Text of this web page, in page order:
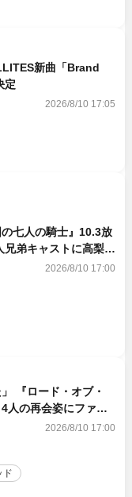
新曲「Brand
定
2026/8/10 17:05
七人の騎士』10.3放
弟キャストに高梨謙
2026/8/10 17:00
『ロード・オブ・
人の再会姿にファン
2026/8/10 17:00
ド